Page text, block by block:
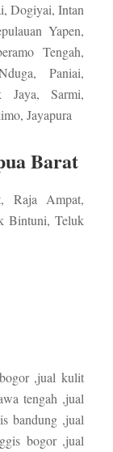
Dogiyai, Intan
Yapen,
Tengah,
Paniai,
Jaya, Sarmi,
Jayapura
Barat
Raja Ampat,
Bintuni, Teluk
,jual kulit
tengah ,jual
bandung ,jual
bogor ,jual